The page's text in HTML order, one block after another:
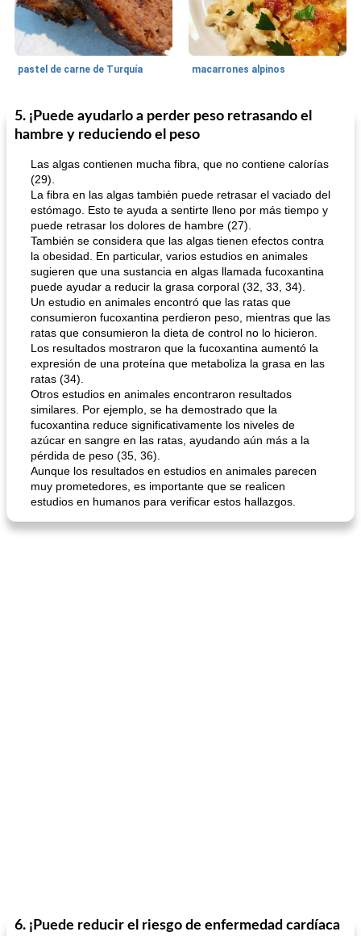
pastel de carne de Turquía macarrones alpinos
215min
Cocina del mundo
mochi fácil
Arroz blanco
Salsa de salchicha picante
5. ¡Puede ayudarlo a perder peso retrasando el
hambre y reduciendo el peso
Las algas contienen mucha fibra, que no contiene calorías
(29).
La fibra en las algas también puede retrasar el vaciado del
estómago. Esto te ayuda a sentirte lleno por más tiempo y
puede retrasar los dolores de hambre (27).
También se considera que las algas tienen efectos contra
la obesidad. En particular, varios estudios en animales
sugieren que una sustancia en algas llamada fucoxantina
puede ayudar a reducir la grasa corporal (32, 33, 34).
Un estudio en animales encontró que las ratas que
consumieron fucoxantina perdieron peso, mientras que las
ratas que consumieron la dieta de control no lo hicieron.
Los resultados mostraron que la fucoxantina aumentó la
expresión de una proteína que metaboliza la grasa en las
ratas (34).
Otros estudios en animales encontraron resultados
similares. Por ejemplo, se ha demostrado que la
fucoxantina reduce significativamente los niveles de
azúcar en sangre en las ratas, ayudando aún más a la
pérdida de peso (35, 36).
Aunque los resultados en estudios en animales parecen
muy prometedores, es importante que se realicen
estudios en humanos para verificar estos hallazgos.
6. ¡Puede reducir el riesgo de enfermedad cardíaca